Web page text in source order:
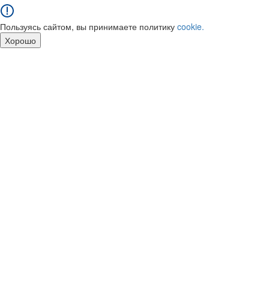
Пользуясь сайтом, вы принимаете политику cookie.
Хорошо